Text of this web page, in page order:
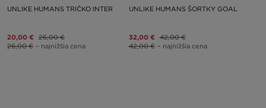
UNLIKE HUMANS TRIČKO INTER
20,00 € 26,00 €
26,00 € – najnižšia cena
UNLIKE HUMANS ŠORTKY GOAL
32,00 € 42,00 €
42,00 € – najnižšia cena